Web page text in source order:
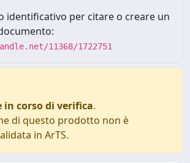
identificativo per citare o creare un
11368/1722751
in corso di verifica.
di questo prodotto non è
in ArTS.